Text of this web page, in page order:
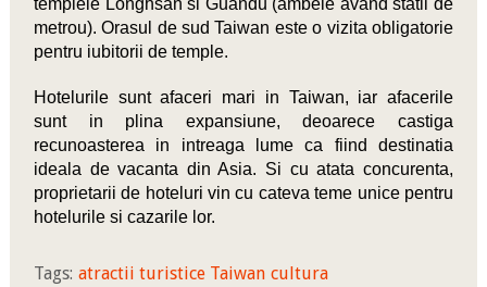
metrou). Orasul de sud Taiwan este o vizita obligatorie
pentru iubitorii de temple.
Hotelurile sunt afaceri mari in Taiwan, iar afacerile
sunt in plina expansiune, deoarece castiga
recunoasterea in intreaga lume ca fiind destinatia
ideala de vacanta din Asia. Si cu atata concurenta,
proprietarii de hoteluri vin cu cateva teme unice pentru
hotelurile si cazarile lor.
Tags: atractii turistice Taiwan cultura